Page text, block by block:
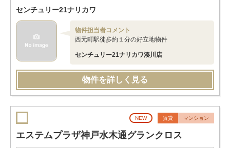
センチュリー21ナリカワ
物件担当者コメント
西元町駅徒歩約１分の好立地物件
センチュリー21ナリカワ湊川店
物件を詳しく見る
NEW 賃貸 マンション
エステムプラザ神戸水木通グランクロス